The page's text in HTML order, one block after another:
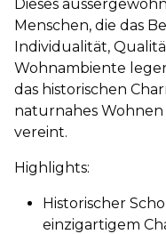
Dieses
Menschen, die das
Individualität,
Wohnambiente
das historischen
naturnahes
vereint.
Highlights:
Historischer
einzigartigem